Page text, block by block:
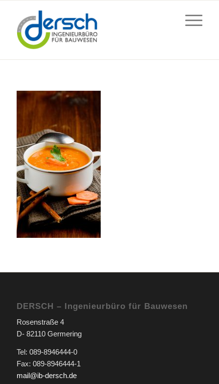
DERSCH – Ingenieurbüro für Bauwesen
Rosenstraße 4
D- 82110 Germering
Tel: 089-8946444-0
Fax: 089-8946444-1
mail@ib-dersch.de